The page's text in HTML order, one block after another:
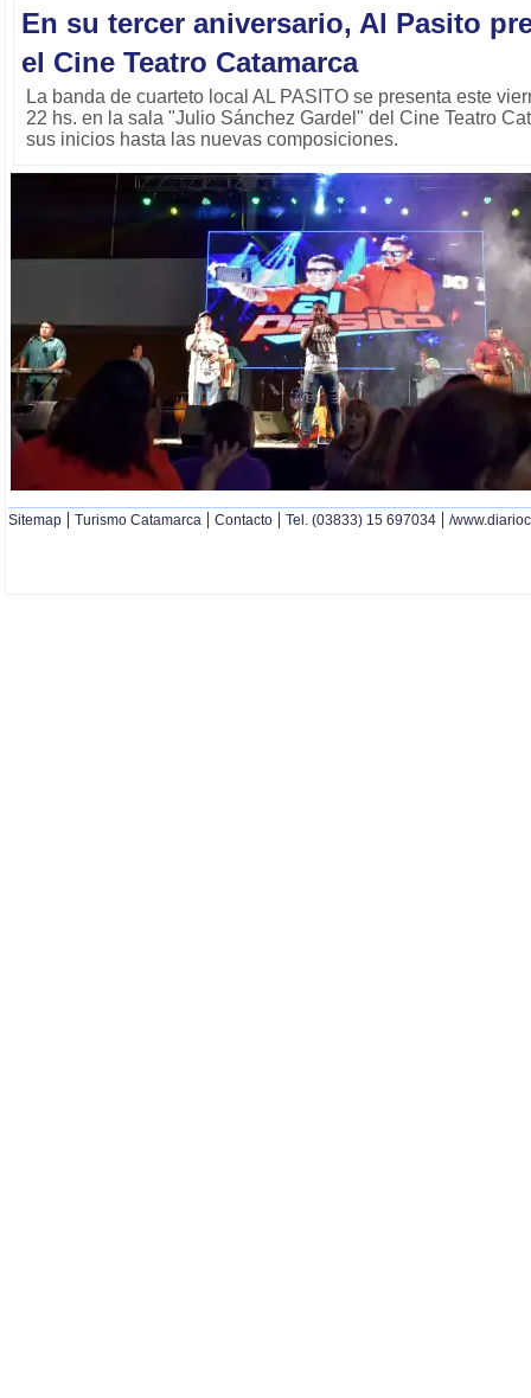
En su tercer aniversario, Al Pasito
el Cine Teatro Catamarca
La banda de cuarteto local AL PASITO se presenta este
22 hs. en la sala "Julio Sánchez Gardel" del Cine Teatro
sus inicios hasta las nuevas composiciones.
Sitemap | Turismo Catamarca | Contacto | Tel. (03833) 15 697034 | /